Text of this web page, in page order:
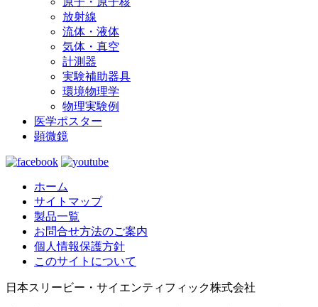
放射線
流体・液体
気体・真空
計測器
実験補助器具
環境物理学
物理実験例
医学ポスター
顕微鏡
ホーム
サイトマップ
製品一覧
お問合せ方法のご案内
個人情報保護方針
このサイトについて
日本スリービー・サイエンティフィック株式会社